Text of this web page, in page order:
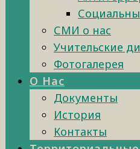
СМИ о нас
Учительские
Фотогалерея
О Нас
Документы
История
Контакты